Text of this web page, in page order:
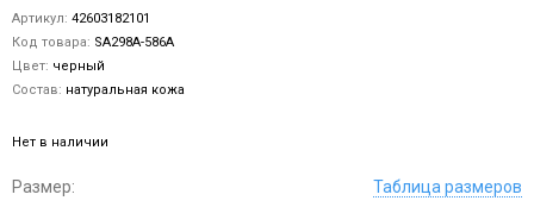
Артикул: 42603182101
Код товара: SA298A-586A
Цвет: черный
Состав: натуральная кожа
Нет в наличии
Размер:
Таблица размеров